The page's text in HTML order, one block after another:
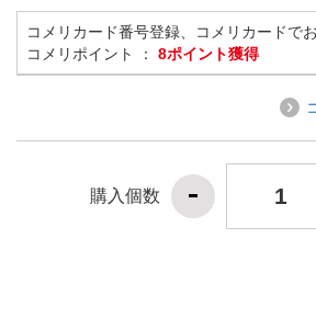
コメリカード番号登録、コメリカードで
コメリポイント ： 8ポイント獲得
購入個数